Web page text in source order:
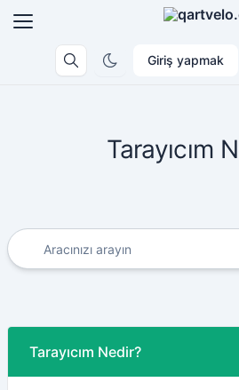
Giriş yapmak
Tarayıcım
Tarayıcım Nedir?